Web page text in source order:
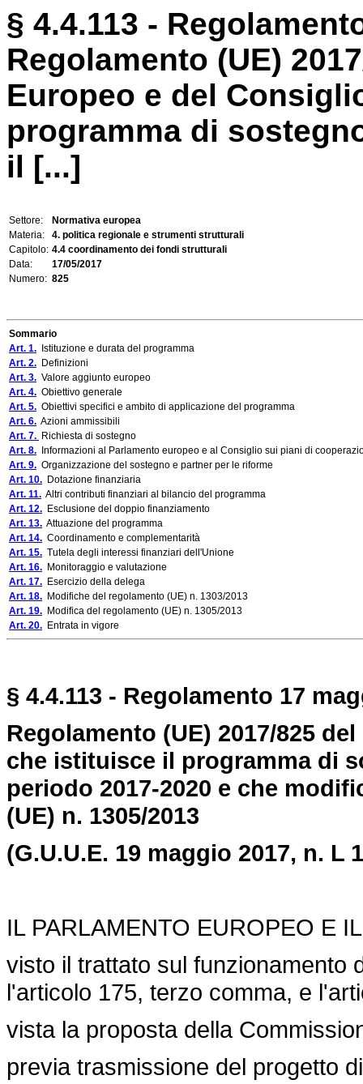
§ 4.4.113 -
Regolamento (UE)
Europeo e del
programma di
il [...]
Settore:
Normativa europea
Materia:
4. politica regionale e strumenti strutturali
Capitolo: 4.4 coordinamento dei fondi strutturali
Data:
17/05/2017
Numero: 825
Sommario
Art. 1. Istituzione e durata del programma
Art. 2. Definizioni
Art. 3. Valore aggiunto europeo
Art. 4. Obiettivo generale
Art. 5. Obiettivi specifici e ambito di applicazione del programma
Art. 6. Azioni ammissibili
Art. 7. Richiesta di sostegno
Art. 8. Informazioni al Parlamento europeo e al Consiglio sui piani di
Art. 9. Organizzazione del sostegno e partner per le riforme
Art. 10. Dotazione finanziaria
Art. 11. Altri contributi finanziari al bilancio del programma
Art. 12. Esclusione del doppio finanziamento
Art. 13. Attuazione del programma
Art. 14. Coordinamento e complementarità
Art. 15. Tutela degli interessi finanziari dell'Unione
Art. 16. Monitoraggio e valutazione
Art. 17. Esercizio della delega
Art. 18. Modifiche del regolamento (UE) n. 1303/2013
Art. 19. Modifica del regolamento (UE) n. 1305/2013
Art. 20. Entrata in vigore
§ 4.4.113 - Regolamento 17
Regolamento (UE) 2017/825
che istituisce il programma di
periodo 2017-2020 e che
(UE) n. 1305/2013
(G.U.U.E. 19 maggio 2017, n. L
IL PARLAMENTO EUROPEO E
visto il trattato sul funzionamento
l'articolo 175, terzo comma, e
vista la proposta della
previa trasmissione del progetto